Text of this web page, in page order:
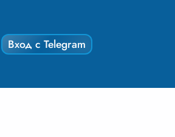
Вход с Telegram